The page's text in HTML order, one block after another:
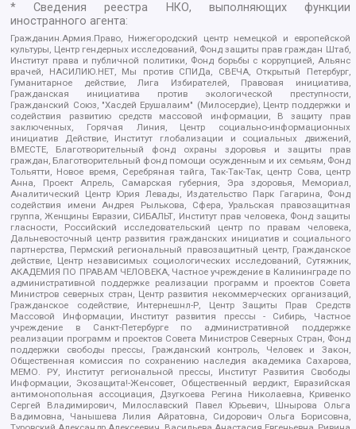
* Сведения реестра НКО, выполняющих функции
иностранного агента:
Гражданин.Армия.Право, Нижегородский центр немецкой и европейской
культуры, Центр гендерных исследований, Фонд защиты прав граждан Штаб,
Институт права и публичной политики, Фонд борьбы с коррупцией, Альянс
врачей, НАСИЛИЮ.НЕТ, Мы против СПИДа, СВЕЧА, Открытый Петербург,
Гуманитарное действие, Лига Избирателей, Правовая инициатива,
Гражданская инициатива против экологической преступности,
Гражданский Союз, "Хасдей Ерушалаим" (Милосердие), Центр поддержки и
содействия развитию средств массовой информации, В защиту прав
заключенных, Горячая Линия, Центр социально-информационных
инициатив Действие, Институт глобализации и социальных движений,
ВМЕСТЕ, Благотворительный фонд охраны здоровья и защиты прав
граждан, Благотворительный фонд помощи осужденным и их семьям, Фонд
Тольятти, Новое время, Серебряная тайга, Так-Так-Так, центр Сова, центр
Анна, Проект Апрель, Самарская губерния, Эра здоровья, Мемориал,
Аналитический Центр Юрия Левады, Издательство Парк Гагарина, Фонд
содействия имени Андрея Рылькова, Сфера, Уральская правозащитная
группа, Женщины Евразии, СИБАЛЬТ, Институт прав человека, Фонд защиты
гласности, Российский исследовательский центр по правам человека,
Дальневосточный центр развития гражданских инициатив и социального
партнерства, Пермский региональный правозащитный центр, Гражданское
действие, Центр независимых социологических исследований, Сутяжник,
АКАДЕМИЯ ПО ПРАВАМ ЧЕЛОВЕКА, Частное учреждение в Калининграде по
административной поддержке реализации программ и проектов Совета
Министров северных стран, Центр развития некоммерческих организаций,
Гражданское содействие, Интернешнл-Р, Центр Защиты Прав Средств
Массовой Информации, Институт развития прессы - Сибирь, Частное
учреждение в Санкт-Петербурге по административной поддержке
реализации программ и проектов Совета Министров Северных Стран, Фонд
поддержки свободы прессы, Гражданский контроль, Человек и Закон,
Общественная комиссия по сохранению наследия академика Сахарова,
МЕМО. РУ, Институт региональной прессы, Институт Развития Свободы
Информации, Экозащита!-Женсовет, Общественный вердикт, Евразийская
антимонопольная ассоциация, Дзугкоева Регина Николаевна, Кривенко
Сергей Владимирович, Милославский Павел Юрьевич, Шнырова Ольга
Вадимовна, Чанышева Лилия Айратовна, Сидорович Ольга Борисовна,